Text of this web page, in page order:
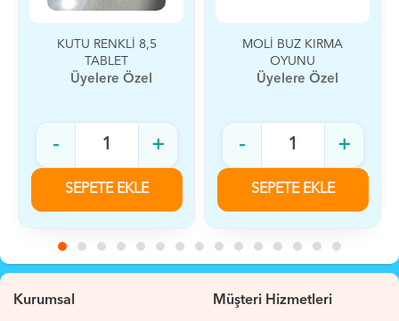
KUTU RENKLİ 8,5
TABLET
Üyelere Özel
- +
SEPETE EKLE
MOLİ BUZ KIRMA
OYUNU
Üyelere Özel
- +
SEPETE EKLE
Kurumsal Müşteri Hizmetleri